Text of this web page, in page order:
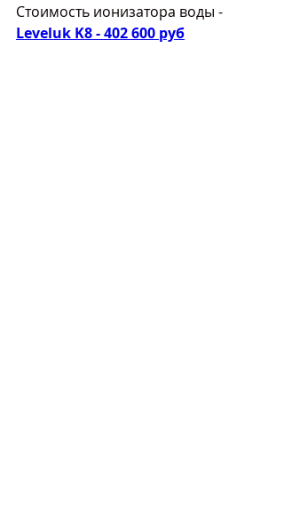
Стоимость ионизатора воды -
Leveluk K8 - 402 600 руб